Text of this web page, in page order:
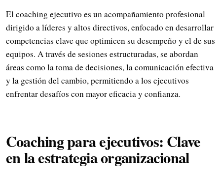
El coaching ejecutivo es un acompañamiento profesional
dirigido a líderes y altos directivos, enfocado en desarrollar
competencias clave que optimicen su desempeño y el de sus
equipos. A través de sesiones estructuradas, se abordan
áreas como la toma de decisiones, la comunicación efectiva
y la gestión del cambio, permitiendo a los ejecutivos
enfrentar desafíos con mayor eficacia y confianza.
Coaching para ejecutivos: Clave
en la estrategia organizacional